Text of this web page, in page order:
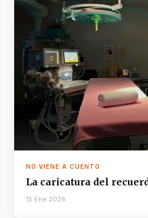
NO VIENE A CUENTO
La caricatura del
15 Ene 2026